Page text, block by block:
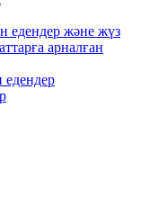
едендер және жүз
арналған